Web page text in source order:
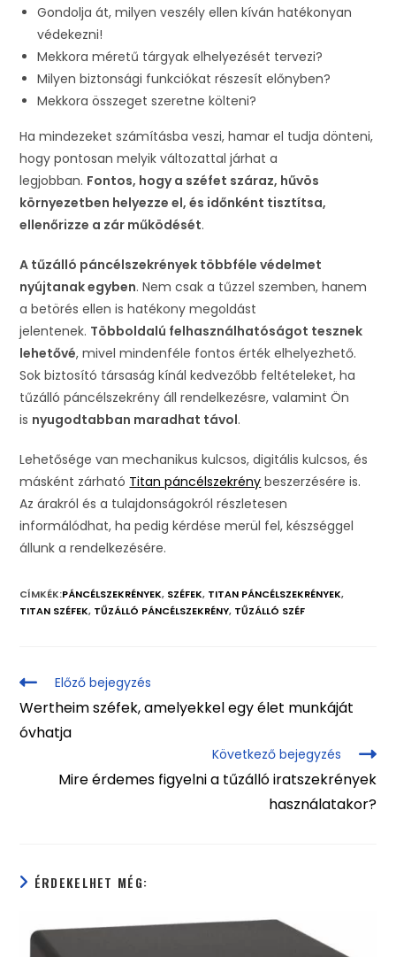
Gondolja át, milyen veszély ellen kíván hatékonyan
védekezni!
Mekkora méretű tárgyak elhelyezését tervezi?
Milyen biztonsági funkciókat részesít előnyben?
Mekkora összeget szeretne költeni?
Ha mindezeket számításba veszi, hamar el tudja dönteni,
hogy pontosan melyik változattal járhat a
legjobban. Fontos, hogy a széfet száraz, hűvös
környezetben helyezze el, és időnként tisztítsa,
ellenőrizze a zár működését.
A tűzálló páncélszekrények többféle védelmet
nyújtanak egyben. Nem csak a tűzzel szemben, hanem
a betörés ellen is hatékony megoldást
jelentenek. Többoldalú felhasználhatóságot tesznek
lehetővé, mivel mindenféle fontos érték elhelyezhető.
Sok biztosító társaság kínál kedvezőbb feltételeket, ha
tűzálló páncélszekrény áll rendelkezésre, valamint Ön
is nyugodtabban maradhat távol.
Lehetősége van mechanikus kulcsos, digitális kulcsos, és
másként zárható Titan páncélszekrény beszerzésére is.
Az árakról és a tulajdonságokról részletesen
informálódhat, ha pedig kérdése merül fel, készséggel
állunk a rendelkezésére.
CÍMKÉK:PÁNCÉLSZEKRÉNYEK, SZÉFEK, TITAN PÁNCÉLSZEKRÉNYEK,
TITAN SZÉFEK, TŰZÁLLÓ PÁNCÉLSZEKRÉNY, TŰZÁLLÓ SZÉF
Előző bejegyzés
Wertheim széfek, amelyekkel egy élet munkáját
óvhatja
Következő bejegyzés
Mire érdemes figyelni a tűzálló iratszekrények
használatakor?
ÉRDEKELHET MÉG: